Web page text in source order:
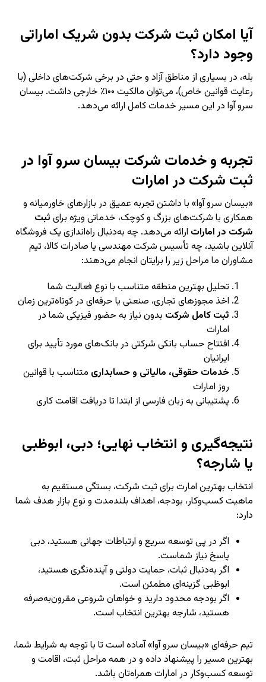
آیا امکان ثبت شرکت بدون شریک اماراتی
وجود دارد؟
بله، در بسیاری از مناطق آزاد و حتی در برخی شرکت‌های داخلی (با
رعایت قوانین خاص)، می‌توان مالکیت ۱۰۰٪ خارجی داشت. بیسان
سرو آوا در این مسیر خدمات کامل ارائه می‌دهد.
تجربه و خدمات شرکت بیسان سرو آوا در
ثبت شرکت در امارات
«بیسان سرو آوا» با داشتن تجربه عمیق در بازارهای خاورمیانه و
همکاری با شرکت‌های بزرگ و کوچک، خدماتی ویژه برای ثبت
شرکت در امارات ارائه می‌دهد. چه به‌دنبال راه‌اندازی یک فروشگاه
آنلاین باشید، چه تأسیس شرکت مهندسی یا صادرات کالا، تیم
مشاوران ما مراحل زیر را برایتان انجام می‌دهند:
تحلیل بهترین منطقه متناسب با نوع فعالیت شما
اخذ مجوزهای تجاری، صنعتی یا حرفه‌ای در کوتاه‌ترین زمان
ثبت کامل شرکت بدون نیاز به حضور فیزیکی شما در
امارات
افتتاح حساب بانکی شرکتی در بانک‌های مورد تأیید برای
ایرانیان
خدمات حقوقی، مالیاتی و حسابداری متناسب با قوانین
روز امارات
پشتیبانی به زبان فارسی از ابتدا تا دریافت اقامت کاری
نتیجه‌گیری و انتخاب نهایی؛ دبی، ابوظبی
یا شارجه؟
انتخاب بهترین امارت برای ثبت شرکت، بستگی مستقیم به
ماهیت کسب‌و‌کار، بودجه، اهداف بلندمدت و نوع بازار هدف شما
دارد:
اگر در پی توسعه سریع و ارتباطات جهانی هستید، دبی
پاسخ نیاز شماست.
اگر به‌دنبال ثبات، حمایت دولتی و آینده‌نگری هستید،
ابوظبی گزینه‌ای مطمئن است.
اگر بودجه محدود دارید و خواهان شروعی مقرون‌به‌صرفه
هستید، شارجه بهترین انتخاب است.
تیم حرفه‌ای «بیسان سرو آوا» آماده است تا با توجه به شرایط شما،
بهترین مسیر را پیشنهاد داده و در همه مراحل ثبت، اقامت و
توسعه کسب‌وکار در امارات همراه‌تان باشد.